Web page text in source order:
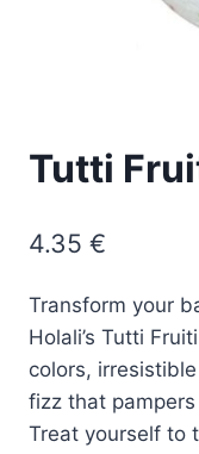
Tutti
4.35 €
Transform your
Holali’s Tutti
colors,
fizz that
Treat yourself to